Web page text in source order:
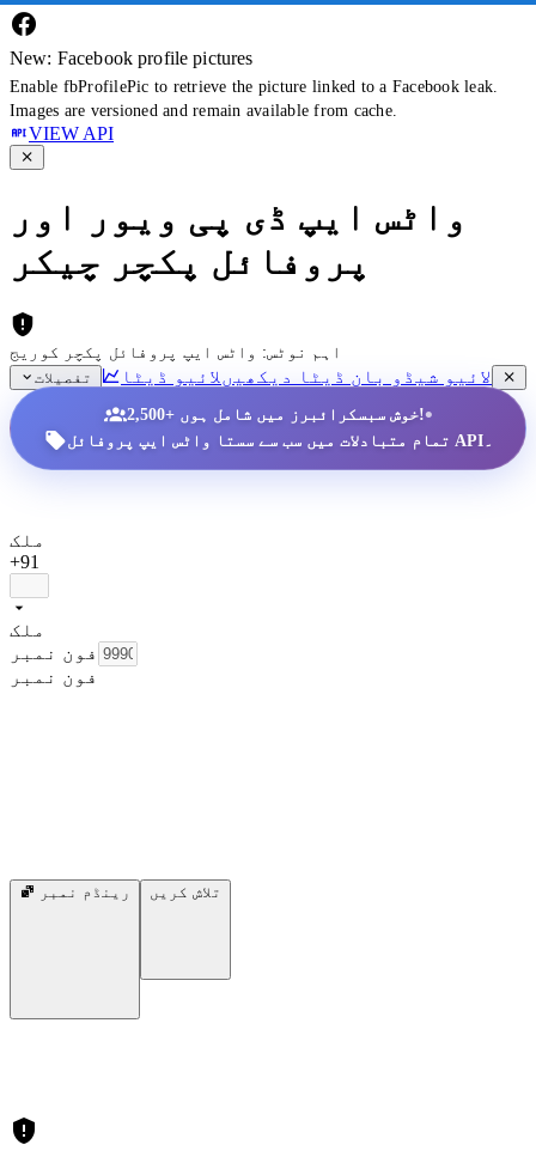
New: Facebook profile pictures
Enable fbProfilePic to retrieve the picture linked to a Facebook leak.
Images are versioned and remain available from cache.
VIEW API
واٹس ایپ ڈی پی ویور اور
پروفائل پکچر چیکر
اہم نوٹس: واٹس ایپ پروفائل پکچر کوریج
تفصیلات
لائیو شیڈو بان ڈیٹا دیکھیں لائیو ڈیٹا
2,500+ خوش سبسکرائبرز میں شامل ہوں!•
تمام متبادلات میں سب سے سستا واٹس ایپ پروفائل API۔
ملک
+91
ملک
فون نمبر
فون نمبر
رینڈم نمبر تلاش کریں